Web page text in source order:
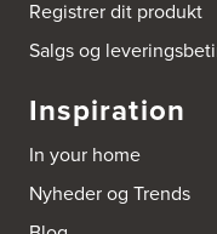
http://www.el-salg.dk
Arnum El-service
Vestergade 30
6510 Gram
http://www.el-salg.dk
Registrer dit produkt
Salgs og
Inspiration
In your home
Nyheder og Trends